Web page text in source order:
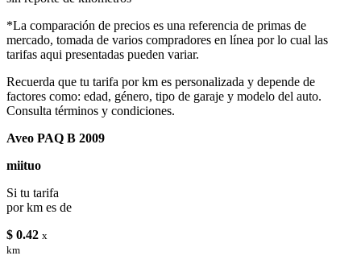
*La comparación de precios es una referencia de primas de
mercado, tomada de varios compradores en línea por lo cual las
tarifas aqui presentadas pueden variar.
Recuerda que tu tarifa por km es personalizada y depende de
factores como: edad, género, tipo de garaje y modelo del auto.
Consulta términos y condiciones.
Aveo PAQ B 2009
miituo
Si tu tarifa
por km es de
$ 0.42 x
km